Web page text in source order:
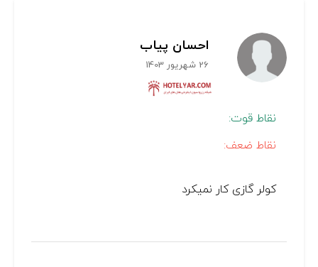
احسان پیاب
26 شهریور 1403
نقاط قوت:
نقاط ضعف:
کولر گازی کار نمیکرد